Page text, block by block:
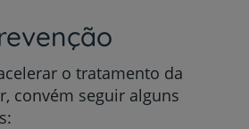
o tratamento da
convém seguir alguns